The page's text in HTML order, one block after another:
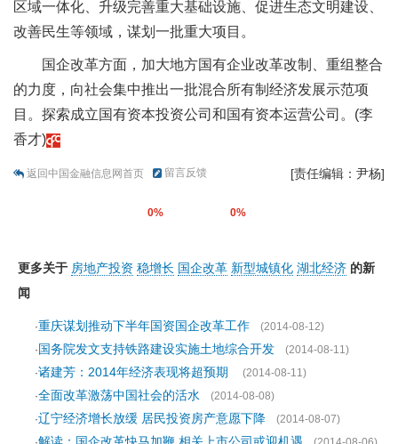
区域一体化、升级完善重大基础设施、促进生态文明建设、
改善民生等领域，谋划一批重大项目。
国企改革方面，加大地方国有企业改革改制、重组整合
的力度，向社会集中推出一批混合所有制经济发展示范项
目。探索成立国有资本投资公司和国有资本运营公司。(李
香才)
返回中国金融信息网首页 留言反馈 [责任编辑：尹杨]
0% 0%
更多关于 房地产投资 稳增长 国企改革 新型城镇化 湖北经济 的新
闻
·重庆谋划推动下半年国资国企改革工作
(2014-08-12)
·国务院发文支持铁路建设实施土地综合开发
(2014-08-11)
·诸建芳：2014年经济表现将超预期
(2014-08-11)
·全面改革激荡中国社会的活水
(2014-08-08)
·辽宁经济增长放缓 居民投资房产意愿下降
(2014-08-07)